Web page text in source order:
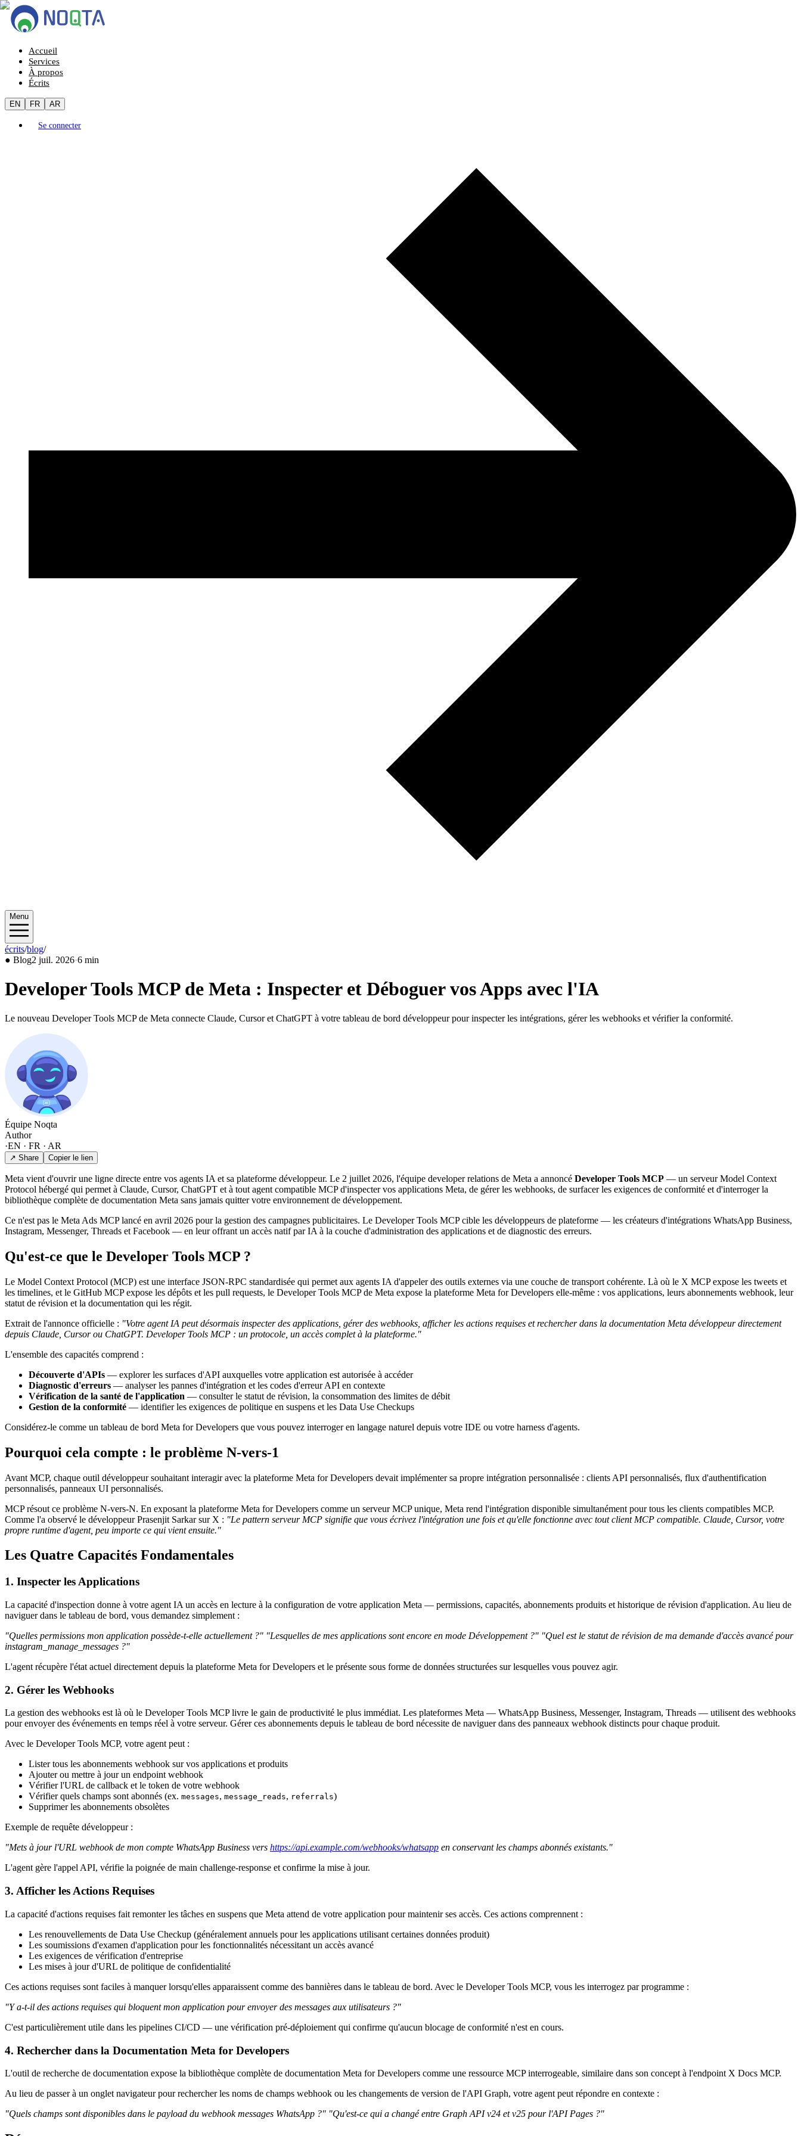
Accueil
Services
À propos
Écrits
EN FR AR
Se connecter
Menu
écrits/blog/2026/07
● Blog2 juil. 2026·6 min
Developer Tools MCP de Meta : Inspecter et Déboguer vos Apps avec l'IA
Le nouveau Developer Tools MCP de Meta connecte Claude, Cursor et ChatGPT à votre tableau de bord développeur pour inspecter les intégrations, gérer les webhooks et vérifier la conformité.
Équipe Noqta
Author
·EN · FR · AR
↗ Share Copier le lien
Meta vient d'ouvrir une ligne directe entre vos agents IA et sa plateforme développeur. Le 2 juillet 2026, l'équipe developer relations de Meta a annoncé Developer Tools MCP — un serveur Model Context
Protocol hébergé qui permet à Claude, Cursor, ChatGPT et à tout agent compatible MCP d'inspecter vos applications Meta, de gérer les webhooks, de surfacer les exigences de conformité et d'interroger la
bibliothèque complète de documentation Meta sans jamais quitter votre environnement de développement.
Ce n'est pas le Meta Ads MCP lancé en avril 2026 pour la gestion des campagnes publicitaires. Le Developer Tools MCP cible les développeurs de plateforme — les créateurs d'intégrations WhatsApp Business,
Instagram, Messenger, Threads et Facebook — en leur offrant un accès natif par IA à la couche d'administration des applications et de diagnostic des erreurs.
Qu'est-ce que le Developer Tools MCP ?
Le Model Context Protocol (MCP) est une interface JSON-RPC standardisée qui permet aux agents IA d'appeler des outils externes via une couche de transport cohérente. Là où le X MCP expose les tweets et
les timelines, et le GitHub MCP expose les dépôts et les pull requests, le Developer Tools MCP de Meta expose la plateforme Meta for Developers elle-même : vos applications, leurs abonnements webhook, leur
statut de révision et la documentation qui les régit.
Extrait de l'annonce officielle : "Votre agent IA peut désormais inspecter des applications, gérer des webhooks, afficher les actions requises et rechercher dans la documentation Meta développeur directement
depuis Claude, Cursor ou ChatGPT. Developer Tools MCP : un protocole, un accès complet à la plateforme."
L'ensemble des capacités comprend :
Découverte d'APIs — explorer les surfaces d'API auxquelles votre application est autorisée à accéder
Diagnostic d'erreurs — analyser les pannes d'intégration et les codes d'erreur API en contexte
Vérification de la santé de l'application — consulter le statut de révision, la consommation des limites de débit
Gestion de la conformité — identifier les exigences de politique en suspens et les Data Use Checkups
Considérez-le comme un tableau de bord Meta for Developers que vous pouvez interroger en langage naturel depuis votre IDE ou votre harness d'agents.
Pourquoi cela compte : le problème N-vers-1
Avant MCP, chaque outil développeur souhaitant interagir avec la plateforme Meta for Developers devait implémenter sa propre intégration personnalisée : clients API personnalisés, flux d'authentification
personnalisés, panneaux UI personnalisés.
MCP résout ce problème N-vers-N. En exposant la plateforme Meta for Developers comme un serveur MCP unique, Meta rend l'intégration disponible simultanément pour tous les clients compatibles MCP.
Comme l'a observé le développeur Prasenjit Sarkar sur X : "Le pattern serveur MCP signifie que vous écrivez l'intégration une fois et qu'elle fonctionne avec tout client MCP compatible. Claude, Cursor, votre
propre runtime d'agent, peu importe ce qui vient ensuite."
Les Quatre Capacités Fondamentales
1. Inspecter les Applications
La capacité d'inspection donne à votre agent IA un accès en lecture à la configuration de votre application Meta — permissions, capacités, abonnements produits et historique de révision d'application. Au lieu de
naviguer dans le tableau de bord, vous demandez simplement :
"Quelles permissions mon application possède-t-elle actuellement ?" "Lesquelles de mes applications sont encore en mode Développement ?" "Quel est le statut de révision de ma demande d'accès avancé pour
instagram_manage_messages ?"
L'agent récupère l'état actuel directement depuis la plateforme Meta for Developers et le présente sous forme de données structurées sur lesquelles vous pouvez agir.
2. Gérer les Webhooks
La gestion des webhooks est là où le Developer Tools MCP livre le gain de productivité le plus immédiat. Les plateformes Meta — WhatsApp Business, Messenger, Instagram, Threads — utilisent des webhooks
pour envoyer des événements en temps réel à votre serveur. Gérer ces abonnements depuis le tableau de bord nécessite de naviguer dans des panneaux webhook distincts pour chaque produit.
Avec le Developer Tools MCP, votre agent peut :
Lister tous les abonnements webhook sur vos applications et produits
Ajouter ou mettre à jour un endpoint webhook
Vérifier l'URL de callback et le token de votre webhook
Vérifier quels champs sont abonnés (ex. messages, message_reads, referrals)
Supprimer les abonnements obsolètes
Exemple de requête développeur :
"Mets à jour l'URL webhook de mon compte WhatsApp Business vers https://api.example.com/webhooks/whatsapp en conservant les champs abonnés existants."
L'agent gère l'appel API, vérifie la poignée de main challenge-response et confirme la mise à jour.
3. Afficher les Actions Requises
La capacité d'actions requises fait remonter les tâches en suspens que Meta attend de votre application pour maintenir ses accès. Ces actions comprennent :
Les renouvellements de Data Use Checkup (généralement annuels pour les applications utilisant certaines données produit)
Les soumissions d'examen d'application pour les fonctionnalités nécessitant un accès avancé
Les exigences de vérification d'entreprise
Les mises à jour d'URL de politique de confidentialité
Ces actions requises sont faciles à manquer lorsqu'elles apparaissent comme des bannières dans le tableau de bord. Avec le Developer Tools MCP, vous les interrogez par programme :
"Y a-t-il des actions requises qui bloquent mon application pour envoyer des messages aux utilisateurs ?"
C'est particulièrement utile dans les pipelines CI/CD — une vérification pré-déploiement qui confirme qu'aucun blocage de conformité n'est en cours.
4. Rechercher dans la Documentation Meta for Developers
L'outil de recherche de documentation expose la bibliothèque complète de documentation Meta for Developers comme une ressource MCP interrogeable, similaire dans son concept à l'endpoint X Docs MCP.
Au lieu de passer à un onglet navigateur pour rechercher les noms de champs webhook ou les changements de version de l'API Graph, votre agent peut répondre en contexte :
"Quels champs sont disponibles dans le payload du webhook messages WhatsApp ?" "Qu'est-ce qui a changé entre Graph API v24 et v25 pour l'API Pages ?"